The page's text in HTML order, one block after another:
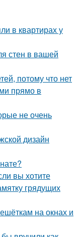
в квартирах у
стен в вашей
потому что нет
прямо в
не очень
дизайн
вы хотите
грядущих
на окнах и